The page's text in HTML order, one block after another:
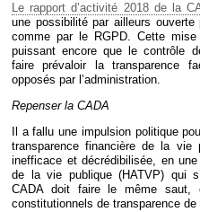
Le rapport d’activité 2018 de la
une possibilité par ailleurs
comme par le RGPD. Cette
puissant encore que le contrôle
faire prévaloir la transparence
opposés par l’administration.
Repenser la CADA
Il a fallu une impulsion politique
transparence financière de la vie
inefficace et décrédibilisée, en
de la vie publique (HATVP) qui
CADA doit faire le même saut,
constitutionnels de transparence de